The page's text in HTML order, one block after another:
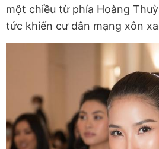
một chiều từ phía Hoàng
tức khiến cư dân mạng xôn